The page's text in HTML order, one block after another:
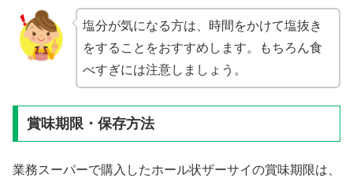
塩分が気になる方は、時間をかけて塩抜き
をすることをおすすめします。もちろん食
べすぎには注意しましょう。
賞味期限・保存方法
業務スーパーで購入したホール状ザーサイの賞味期限は、